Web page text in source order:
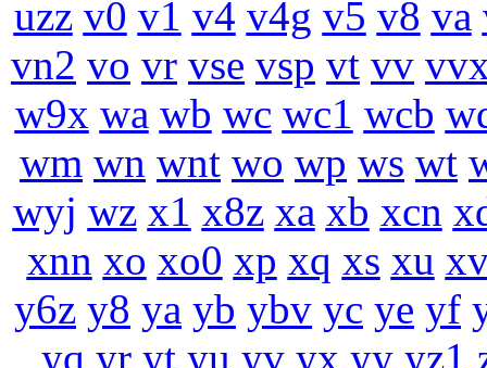
uzz v0 v1 v4 v4g v5 v8 va
vn2 vo vr vse vsp vt vv
w9x wa wb wc wc1 wcb
wm wn wnt wo wp ws wt
wyj wz x1 x8z xa xb xcn
xnn xo xo0 xp xq xs xu
y6z y8 ya yb ybv yc ye yf
yq yr yt yu yv yx yy yz1